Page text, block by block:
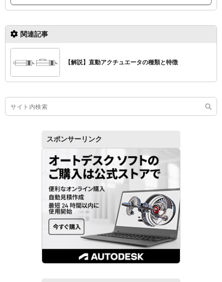
関連記事
【解説】直動アクチュエータの種類と特徴
スポンサーリンク